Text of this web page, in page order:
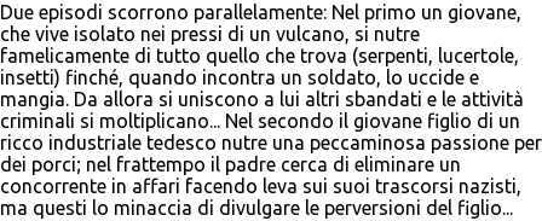
Due episodi scorrono parallelamente: Nel primo un giovane,
che vive isolato nei pressi di un vulcano, si nutre
famelicamente di tutto quello che trova (serpenti, lucertole,
insetti) finché, quando incontra un soldato, lo uccide e
mangia. Da allora si uniscono a lui altri sbandati e le attività
criminali si moltiplicano... Nel secondo il giovane figlio di un
ricco industriale tedesco nutre una peccaminosa passione per
dei porci; nel frattempo il padre cerca di eliminare un
concorrente in affari facendo leva sui suoi trascorsi nazisti,
ma questi lo minaccia di divulgare le perversioni del figlio...